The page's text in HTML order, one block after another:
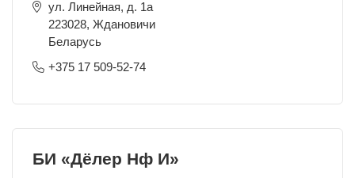
ул. Линейная, д. 1а
223028, Ждановичи
Беларусь
+375 17 509-52-74
БИ «Дёлер Нф И»